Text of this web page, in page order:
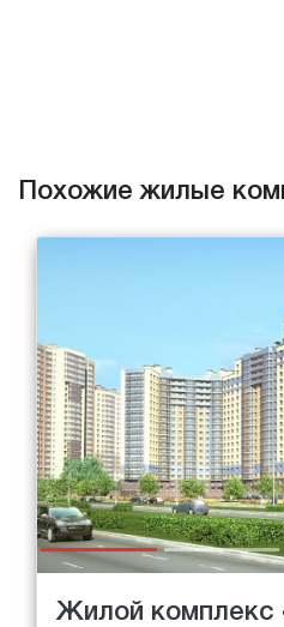
Похожие жилые
Жилой комплекс